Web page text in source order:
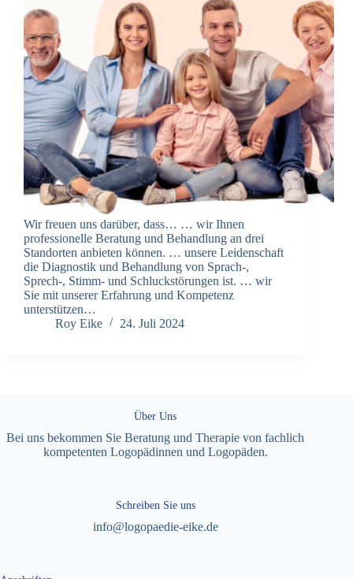
Wir freuen uns darüber, dass… … wir Ihnen
professionelle Beratung und Behandlung an drei
Standorten anbieten können. … unsere Leidenschaft
die Diagnostik und Behandlung von Sprach-,
Sprech-, Stimm- und Schluckstörungen ist. … wir
Sie mit unserer Erfahrung und Kompetenz
unterstützen…
Roy Eike
24. Juli 2024
Über Uns
Bei uns bekommen Sie Beratung und Therapie von fachlich
kompetenten Logopädinnen und Logopäden.
Schreiben Sie uns
info@logopaedie-eike.de